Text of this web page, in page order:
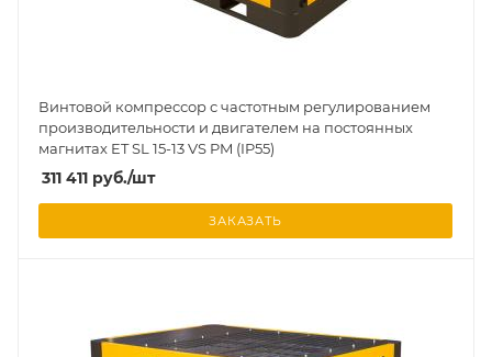
Винтовой компрессор с частотным регулированием
производительности и двигателем на постоянных
магнитах ET SL 15-13 VS PM (IP55)
311 411 руб./шт
ЗАКАЗАТЬ